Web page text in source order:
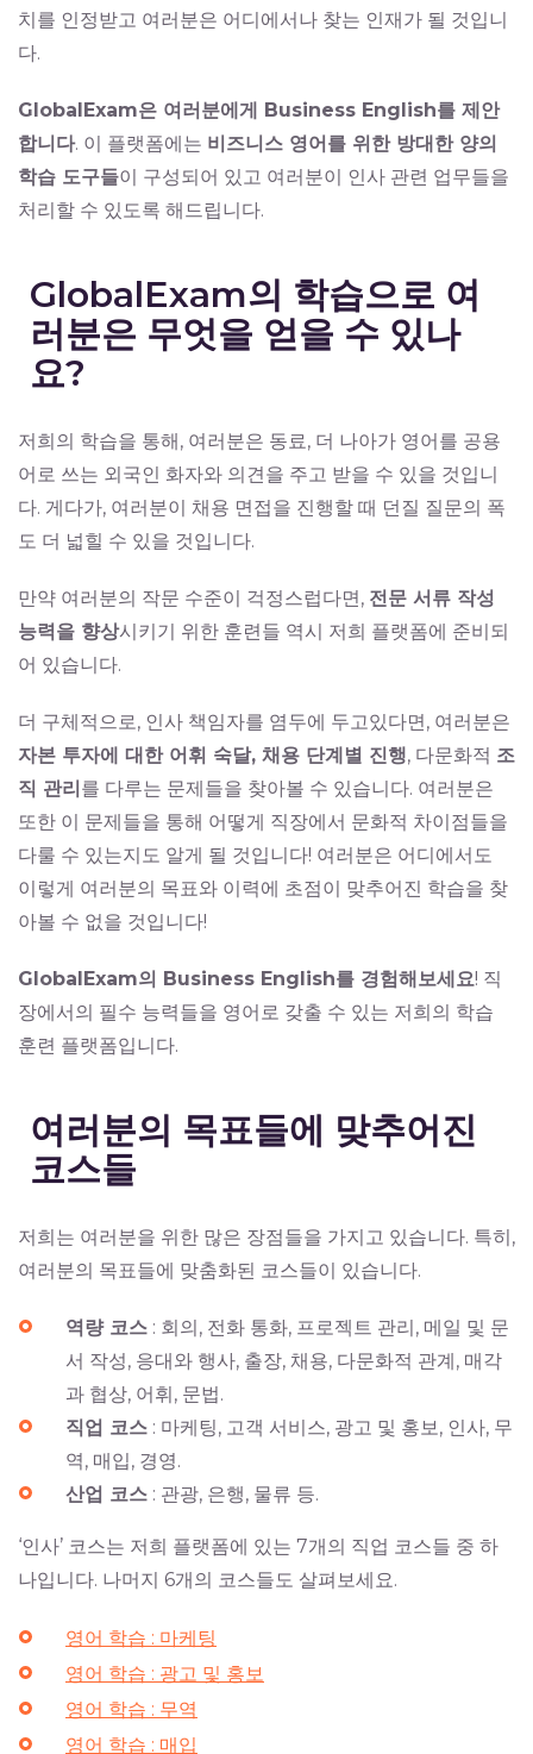
치를 인정받고 여러분은 어디에서나 찾는 인재가 될 것입니
다.
GlobalExam은 여러분에게 Business English를 제안
합니다. 이 플랫폼에는 비즈니스 영어를 위한 방대한 양의
학습 도구들이 구성되어 있고 여러분이 인사 관련 업무들을
처리할 수 있도록 해드립니다.
GlobalExam의 학습으로 여
러분은 무엇을 얻을 수 있나
요?
저희의 학습을 통해, 여러분은 동료, 더 나아가 영어를 공용
어로 쓰는 외국인 화자와 의견을 주고 받을 수 있을 것입니
다. 게다가, 여러분이 채용 면접을 진행할 때 던질 질문의 폭
도 더 넓힐 수 있을 것입니다.
만약 여러분의 작문 수준이 걱정스럽다면, 전문 서류 작성
능력을 향상시키기 위한 훈련들 역시 저희 플랫폼에 준비되
어 있습니다.
더 구체적으로, 인사 책임자를 염두에 두고있다면, 여러분은
자본 투자에 대한 어휘 숙달, 채용 단계별 진행, 다문화적 조
직 관리를 다루는 문제들을 찾아볼 수 있습니다. 여러분은
또한 이 문제들을 통해 어떻게 직장에서 문화적 차이점들을
다룰 수 있는지도 알게 될 것입니다! 여러분은 어디에서도
이렇게 여러분의 목표와 이력에 초점이 맞추어진 학습을 찾
아볼 수 없을 것입니다!
GlobalExam의 Business English를 경험해보세요! 직
장에서의 필수 능력들을 영어로 갖출 수 있는 저희의 학습
훈련 플랫폼입니다.
여러분의 목표들에 맞추어진
코스들
저희는 여러분을 위한 많은 장점들을 가지고 있습니다. 특히,
여러분의 목표들에 맞춤화된 코스들이 있습니다.
역량 코스 : 회의, 전화 통화, 프로젝트 관리, 메일 및 문
서 작성, 응대와 행사, 출장, 채용, 다문화적 관계, 매각
과 협상, 어휘, 문법.
직업 코스 : 마케팅, 고객 서비스, 광고 및 홍보, 인사, 무
역, 매입, 경영.
산업 코스 : 관광, 은행, 물류 등.
‘인사’ 코스는 저희 플랫폼에 있는 7개의 직업 코스들 중 하
나입니다. 나머지 6개의 코스들도 살펴보세요.
영어 학습 : 마케팅
영어 학습 : 광고 및 홍보
영어 학습 : 무역
영어 학습 : 매입